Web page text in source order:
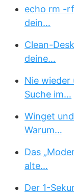
echo rm -
dein…
Clean-
deine…
Nie wieder
Suche im…
Winget
Warum…
Das
alte…
Der 1-